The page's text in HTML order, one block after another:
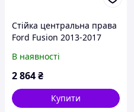
Стійка центральна права
Ford Fusion 2013-2017
DS7Z5424300D
В наявності
2 864₴
Купити